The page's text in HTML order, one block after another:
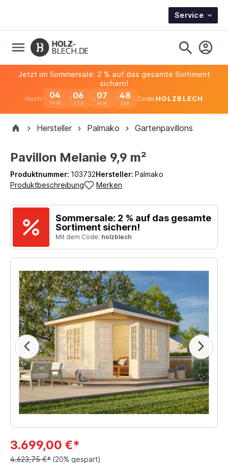
Service
Noch: 04
TAGE
06 07 48
Jetzt im Sommersale: 2 % auf das gesamte Sortiment
sichern!
Code:HOLZBLECH
Hersteller Palmako Gartenpavillons
Pavillon Melanie 9,9 m²
Produktnummer: 103732Hersteller: Palmako
Produktbeschreibung
Merken
Sommersale: 2 % auf das gesamte
Sortiment sichern!
Mit dem Code: holzblech
3.699,00 €*
4.623,75 €* (20% gespart)